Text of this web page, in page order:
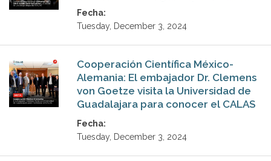
Fecha:
Tuesday, December 3, 2024
Cooperación Científica México-
Alemania: El embajador Dr. Clemens
von Goetze visita la Universidad de
Guadalajara para conocer el CALAS
Fecha:
Tuesday, December 3, 2024